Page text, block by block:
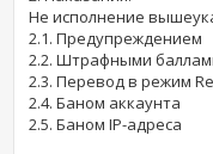
Не исполнение
2.1. Предупреждением
2.2. Штрафными
2.3. Перевод в режим
2.4. Баном аккаунта
2.5. Баном IP-адреса